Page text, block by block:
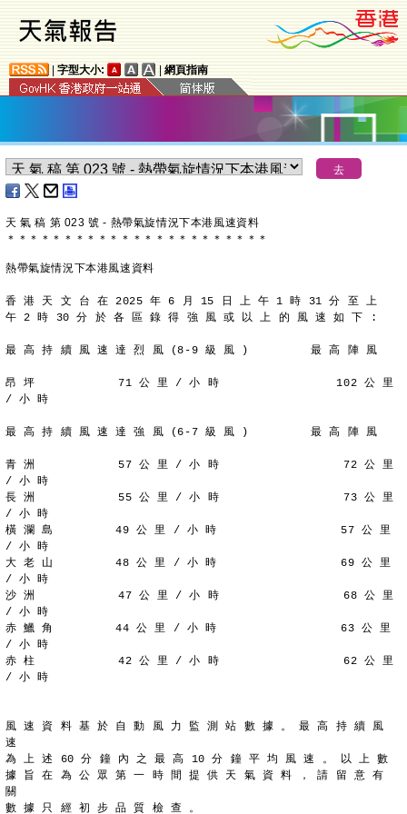
字型大小: 網頁指南
天 氣 稿 第 023 號 - 熱帶氣旋情況下本港風速資料
＊ ＊ ＊ ＊ ＊ ＊ ＊ ＊ ＊ ＊ ＊ ＊ ＊ ＊ ＊ ＊ ＊ ＊ ＊ ＊ ＊ ＊ ＊
熱帶氣旋情況下本港風速資料
香 港 天 文 台 在 2025 年 6 月 15 日 上 午 1 時 31 分 至 上
午 2 時 30 分 於 各 區 錄 得 強 風 或 以 上 的 風 速 如 下 :
最 高 持 續 風 速 達 烈 風 (8-9 級 風 )         最 高 陣 風
昂 坪            71 公 里 / 小 時                 102 公 里
/ 小 時
最 高 持 續 風 速 達 強 風 (6-7 級 風 )         最 高 陣 風
青 洲            57 公 里 / 小 時                  72 公 里
/ 小 時
長 洲            55 公 里 / 小 時                  73 公 里
/ 小 時
橫 瀾 島         49 公 里 / 小 時                  57 公 里
/ 小 時
大 老 山         48 公 里 / 小 時                  69 公 里
/ 小 時
沙 洲            47 公 里 / 小 時                  68 公 里
/ 小 時
赤 鱲 角         44 公 里 / 小 時                  63 公 里
/ 小 時
赤 柱            42 公 里 / 小 時                  62 公 里
/ 小 時
風 速 資 料 基 於 自 動 風 力 監 測 站 數 據 。 最 高 持 續 風
速
為 上 述 60 分 鐘 內 之 最 高 10 分 鐘 平 均 風 速 。 以 上 數
據 旨 在 為 公 眾 第 一 時 間 提 供 天 氣 資 料 ， 請 留 意 有
關
數 據 只 經 初 步 品 質 檢 查 。